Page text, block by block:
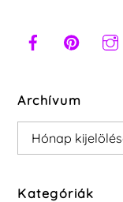
Archívum
Archívum
Kategóriák